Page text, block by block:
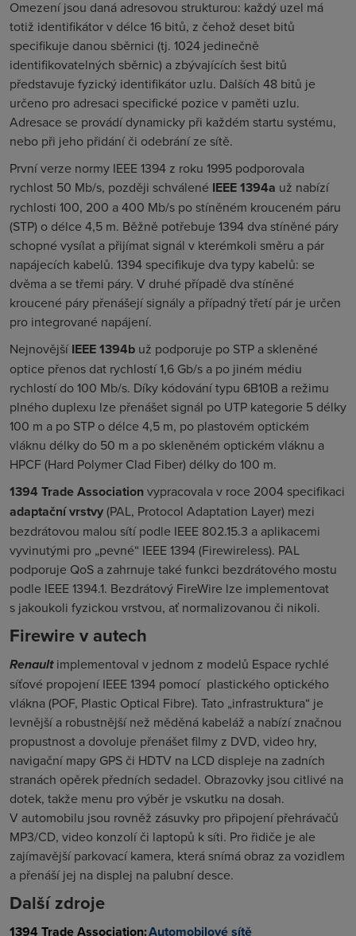
Omezení jsou daná adresovou strukturou: každý uzel má
totiž identifikátor v délce 16 bitů, z čehož deset bitů
specifikuje danou sběrnici (tj. 1024 jedinečně
identifikovatelných sběrnic) a zbývajících šest bitů
představuje fyzický identifikátor uzlu. Dalších 48 bitů je
určeno pro adresaci specifické pozice v paměti uzlu.
Adresace se provádí dynamicky při každém startu systému,
nebo při jeho přidání či odebrání ze sítě.
První verze normy IEEE 1394 z roku 1995 podporovala
rychlost 50 Mb/s, později schválené IEEE 1394a už nabízí
rychlosti 100, 200 a 400 Mb/s po stíněném krouceném páru
(STP) o délce 4,5 m. Běžně potřebuje 1394 dva stíněné páry
schopné vysílat a přijímat signál v kterémkoli směru a pár
napájecích kabelů. 1394 specifikuje dva typy kabelů: se
dvěma a se třemi páry. V druhé případě dva stíněné
kroucené páry přenášejí signály a případný třetí pár je určen
pro integrované napájení.
Nejnovější IEEE 1394b už podporuje po STP a skleněné
optice přenos dat rychlostí 1,6 Gb/s a po jiném médiu
rychlostí do 100 Mb/s. Díky kódování typu 6B10B a režimu
plného duplexu lze přenášet signál po UTP kategorie 5 délky
100 m a po STP o délce 4,5 m, po plastovém optickém
vláknu délky do 50 m a po skleněném optickém vláknu a
HPCF (Hard Polymer Clad Fiber) délky do 100 m.
1394 Trade Associationvypracovala v roce 2004 specifikaci
adaptační vrstvy(PAL, Protocol Adaptation Layer) mezi
bezdrátovou malou sítí podle IEEE 802.15.3 a aplikacemi
vyvinutými pro „pevné“ IEEE 1394 (Firewireless). PAL
podporuje QoS a zahrnuje také funkci bezdrátového mostu
podle IEEE 1394.1. Bezdrátový FireWire lze implementovat
s jakoukoli fyzickou vrstvou, ať normalizovanou či nikoli.
Firewire v autech
Renaultimplementoval v jednom z modelů Espace rychlé
síťové propojení IEEE 1394 pomocí plastického optického
vlákna (POF, Plastic Optical Fibre). Tato „infrastruktura“ je
levnější a robustnější než měděná kabeláž a nabízí značnou
propustnost a dovoluje přenášet filmy z DVD, video hry,
navigační mapy GPS či HDTV na LCD displeje na zadních
stranách opěrek předních sedadel. Obrazovky jsou citlivé na
dotek, takže menu pro výběr je vskutku na dosah.
V automobilu jsou rovněž zásuvky pro připojení přehrávačů
MP3/CD, video konzolí či laptopů k síti. Pro řidiče je ale
zajímavější parkovací kamera, která snímá obraz za vozidlem
a přenáší jej na displej na palubní desce.
Další zdroje
1394 Trade Association:Automobilové sítě